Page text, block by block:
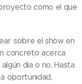
como el que
sobre el show en
concreto acerca
dia o no. Hasta
oportunidad,